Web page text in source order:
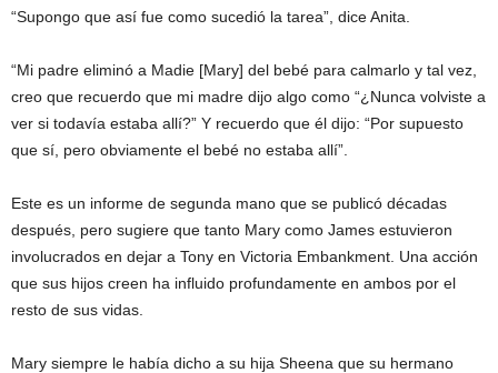
“Supongo que así fue como sucedió la tarea”, dice Anita.
“Mi padre eliminó a Madie [Mary] del bebé para calmarlo y tal vez,
creo que recuerdo que mi madre dijo algo como “¿Nunca volviste a
ver si todavía estaba allí?” Y recuerdo que él dijo: “Por supuesto
que sí, pero obviamente el bebé no estaba allí”.
Este es un informe de segunda mano que se publicó décadas
después, pero sugiere que tanto Mary como James estuvieron
involucrados en dejar a Tony en Victoria Embankment. Una acción
que sus hijos creen ha influido profundamente en ambos por el
resto de sus vidas.
Mary siempre le había dicho a su hija Sheena que su hermano